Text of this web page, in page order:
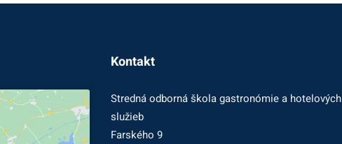
Kontakt
Stredná odborná škola gastronómie a hotelových
služieb
Farského 9